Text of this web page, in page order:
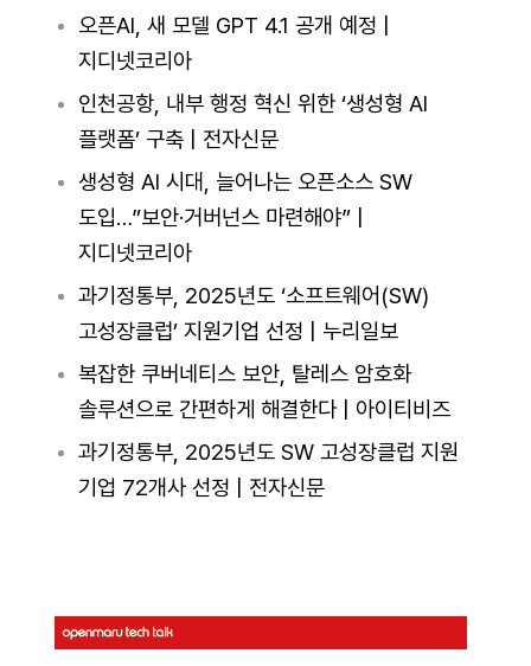
오픈AI, 새 모델 GPT 4.1 공개 예정 |
지디넷코리아
인천공항, 내부 행정 혁신 위한 ‘생성형 AI
플랫폼’ 구축 | 전자신문
생성형 AI 시대, 늘어나는 오픈소스 SW
도입…”보안·거버넌스 마련해야” |
지디넷코리아
과기정통부, 2025년도 ‘소프트웨어(SW)
고성장클럽’ 지원기업 선정 | 누리일보
복잡한 쿠버네티스 보안, 탈레스 암호화
솔루션으로 간편하게 해결한다 | 아이티비즈
과기정통부, 2025년도 SW 고성장클럽 지원
기업 72개사 선정 | 전자신문